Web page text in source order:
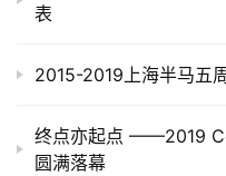
表
2015-2019上海半马五
终点亦起点 ——2019
圆满落幕